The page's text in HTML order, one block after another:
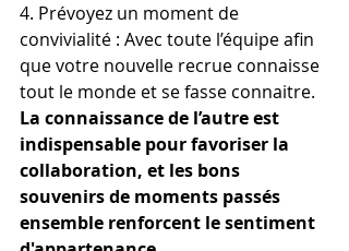
4. Prévoyez un moment de
convivialité : Avec toute l’équipe afin
que votre nouvelle recrue connaisse
tout le monde et se fasse connaitre.
La connaissance de l’autre est
indispensable pour favoriser la
collaboration, et les bons
souvenirs de moments passés
ensemble renforcent le sentiment